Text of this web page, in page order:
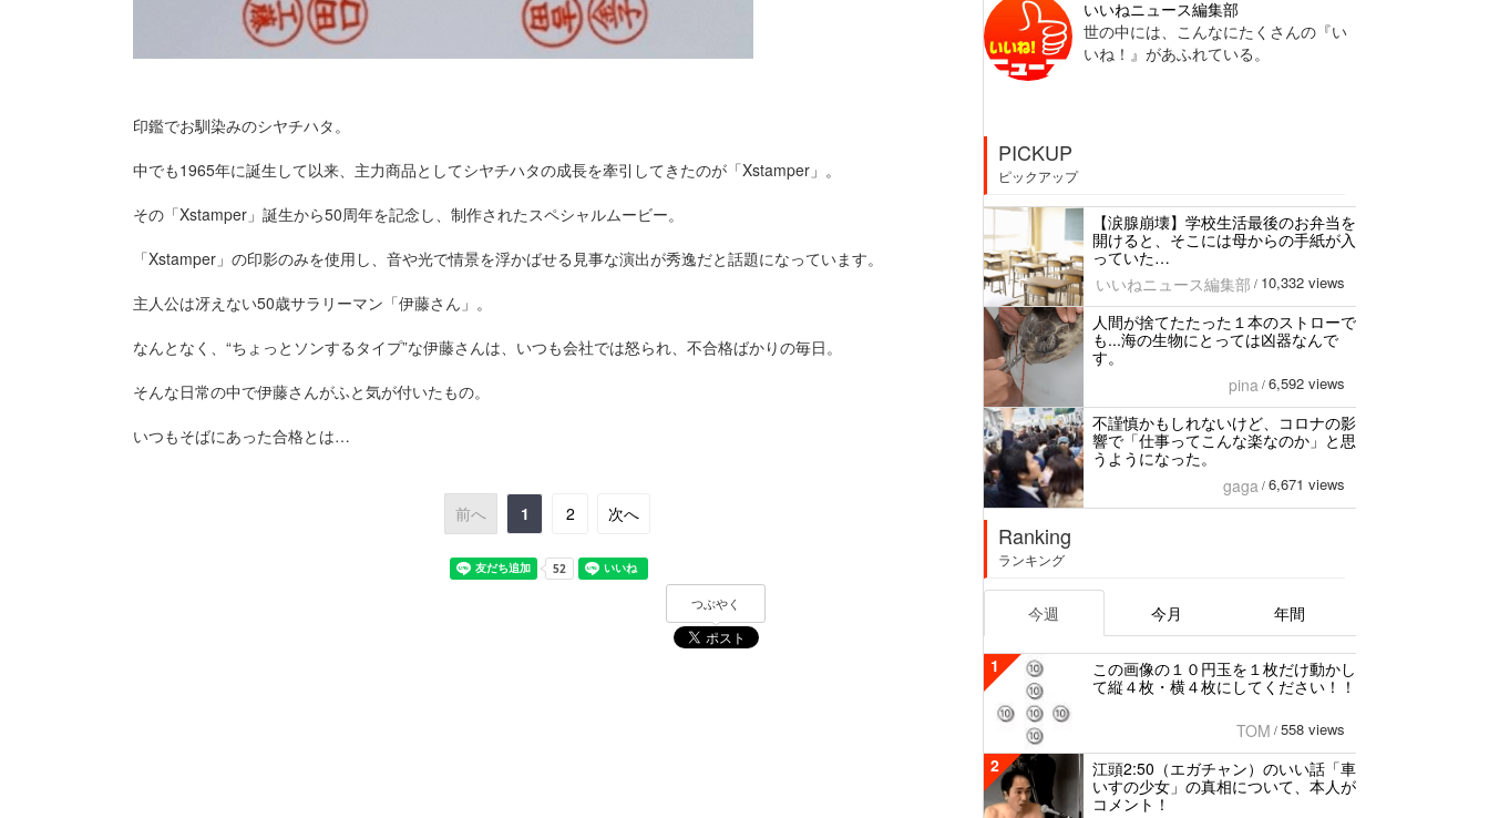
印鑑でお馴染みのシヤチハタ。
中でも1965年に誕生して以来、主力商品としてシヤチハタの成長を牽引してきたのが「Xstamper」。
その「Xstamper」誕生から50周年を記念し、制作されたスペシャルムービー。
「Xstamper」の印影のみを使用し、音や光で情景を浮かばせる見事な演出が秀逸だと話題になっています。
主人公は冴えない50歳サラリーマン「伊藤さん」。
なんとなく、“ちょっとソンするタイプ”な伊藤さんは、いつも会社では怒られ、不合格ばかりの毎日。
そんな日常の中で伊藤さんがふと気が付いたもの。
いつもそばにあった合格とは…
前へ 1 2 次へ
つぶやく
いいねニュース編集部
世の中には、こんなにたくさんの『い
いね！』があふれている。
PICKUP
ピックアップ
【涙腺崩壊】学校生活最後のお弁当を
開けると、そこには母からの手紙が入
っていた…
いいねニュース編集部 / 10,332 views
人間が捨てたたった１本のストローで
も...海の生物にとっては凶器なんで
す。
pina / 6,592 views
不謹慎かもしれないけど、コロナの影
響で「仕事ってこんな楽なのか」と思
うようになった。
gaga / 6,671 views
Ranking
ランキング
今週 今月 年間
1
この画像の１０円玉を１枚だけ動かし
て縦４枚・横４枚にしてください！！
TOM / 558 views
2
江頭2:50（エガチャン）のいい話「車
いすの少女」の真相について、本人が
コメント！